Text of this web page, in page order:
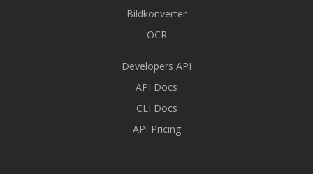
Bildkonverter
OCR
Developers API
API Docs
CLI Docs
API Pricing